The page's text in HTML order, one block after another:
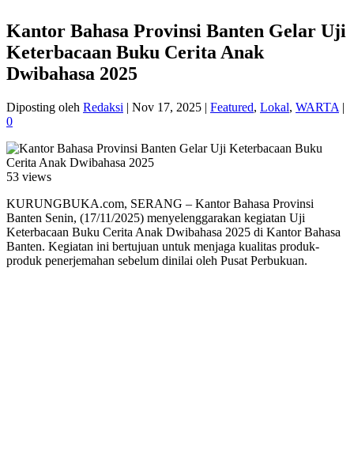
Kantor Bahasa Provinsi Banten Gelar Uji
Keterbacaan Buku Cerita Anak
Dwibahasa 2025
Diposting oleh Redaksi | Nov 17, 2025 | Featured, Lokal, WARTA |
0
53 views
KURUNGBUKA.com, SERANG – Kantor Bahasa Provinsi
Banten Senin, (17/11/2025) menyelenggarakan kegiatan Uji
Keterbacaan Buku Cerita Anak Dwibahasa 2025 di Kantor Bahasa
Banten. Kegiatan ini bertujuan untuk menjaga kualitas produk-
produk penerjemahan sebelum dinilai oleh Pusat Perbukuan.